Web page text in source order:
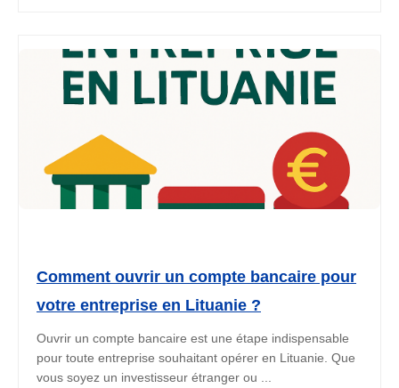
Comment ouvrir un compte bancaire pour
votre entreprise en Lituanie ?
Ouvrir un compte bancaire est une étape indispensable
pour toute entreprise souhaitant opérer en Lituanie. Que
vous soyez un investisseur étranger ou ...